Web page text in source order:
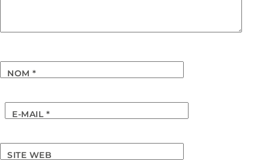
NOM*
E-MAIL*
SITE WEB